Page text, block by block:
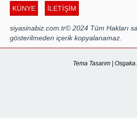
KÜNYE İLETİŞİM
siyasinabiz.com.tr© 2024 Tüm Hakları
gösterilmeden içerik kopyalanamaz.
Tema Tasarım |